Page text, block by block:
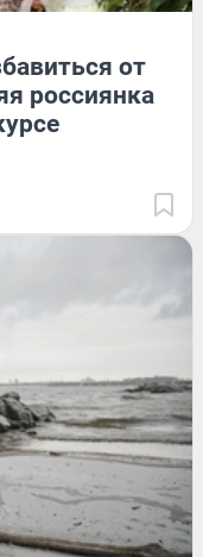
от
россиянка